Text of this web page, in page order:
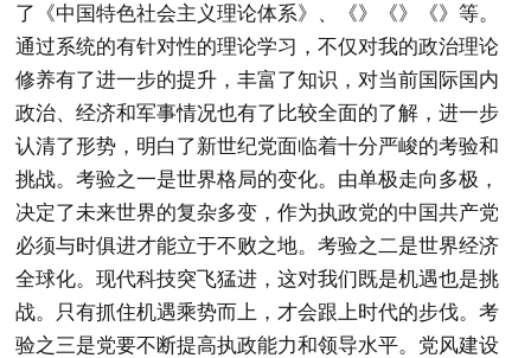
了《中国特色社会主义理论体系》、《》《》《》等。
通过系统的有针对性的理论学习，不仅对我的政治理论
修养有了进一步的提升，丰富了知识，对当前国际国内
政治、经济和军事情况也有了比较全面的了解，进一步
认清了形势，明白了新世纪党面临着十分严峻的考验和
挑战。考验之一是世界格局的变化。由单极走向多极，
决定了未来世界的复杂多变，作为执政党的中国共产党
必须与时俱进才能立于不败之地。考验之二是世界经济
全球化。现代科技突飞猛进，这对我们既是机遇也是挑
战。只有抓住机遇乘势而上，才会跟上时代的步伐。考
验之三是党要不断提高执政能力和领导水平。党风建设